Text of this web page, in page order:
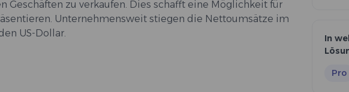
Geschäften zu verkaufen. Dies schafft eine Möglichkeit für
Unternehmensweit stiegen die Nettoumsätze im
US-Dollar.
In
Pro